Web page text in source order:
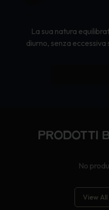
La sua natura
diurno, senza
PRODOTTI
No
View